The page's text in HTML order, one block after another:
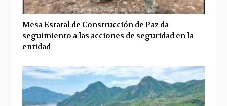
Mesa Estatal de Construcción de Paz da
seguimiento a las acciones de seguridad en la
entidad